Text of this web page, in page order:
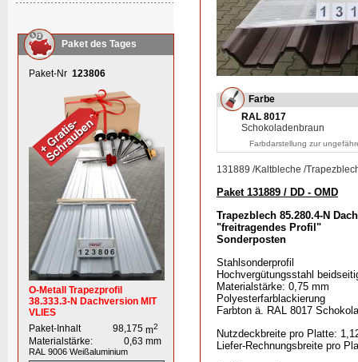
Paket des Tages
Paket-Nr 123806
O-Metall Trapezprofil
38.333.3-N Dachversion MIT
VLIES
Paket-Inhalt
98,175 m2
Materialstärke: 0,63 mm
RAL 9006 Weißaluminium
Farbe
RAL 8017
Schokoladenbraun
Farbdarstellung zur
131889 /Kaltbleche /
Paket 131889 / DD - OMD
Trapezblech 85.280.4-N Dach
"freitragendes Profil"
Sonderposten
Stahlsonderprofil
Hochvergütungsstahl
Materialstärke: 0,75 mm
Polyesterfarblackierung
Farbton ä. RAL 8017
Nutzdeckbreite pro Platte:
Liefer-Rechnungsbreite pro